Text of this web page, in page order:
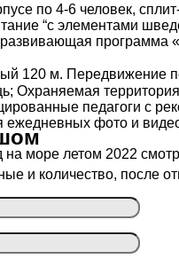
по 4-6 человек,
“с элементами
программа
120 м. Передвижение
Охраняемая
педагоги с
ежедневных фото и
море летом 2022
и количество, после